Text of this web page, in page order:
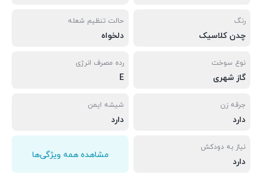
رنگ
چدن کلاسیک
حالت تنظیم شعله
دلخواه
نوع سوخت
گاز شهری
رده مصرف انرژی
E
جرقه زن
دارد
شیشه ایمن
دارد
نیاز به دودکش
دارد
مشاهده همه ویژگی‌ها